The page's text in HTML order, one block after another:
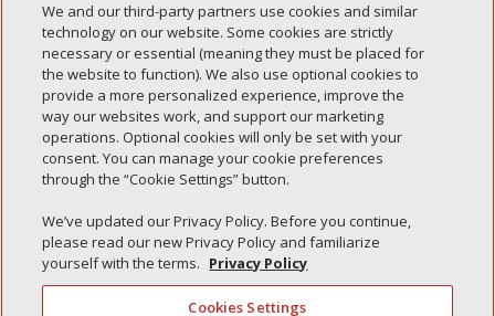
Entradas recientes
Simple Interlock de Walla Walla
Enclavamiento simple de Morton
Simple Interlock de Carol Stream
Simple Interlock de Waukegan
Simple Interlock de Texarkana
We and our third-party partners use cookies and similar
technology on our website. Some cookies are strictly
necessary or essential (meaning they must be placed for
the website to function). We also use optional cookies to
provide a more personalized experience, improve the
way our websites work, and support our marketing
operations. Optional cookies will only be set with your
consent. You can manage your cookie preferences
through the “Cookie Settings” button.
We’ve updated our Privacy Policy. Before you continue,
please read our new Privacy Policy and familiarize
yourself with the terms. Privacy Policy
Cookies Settings